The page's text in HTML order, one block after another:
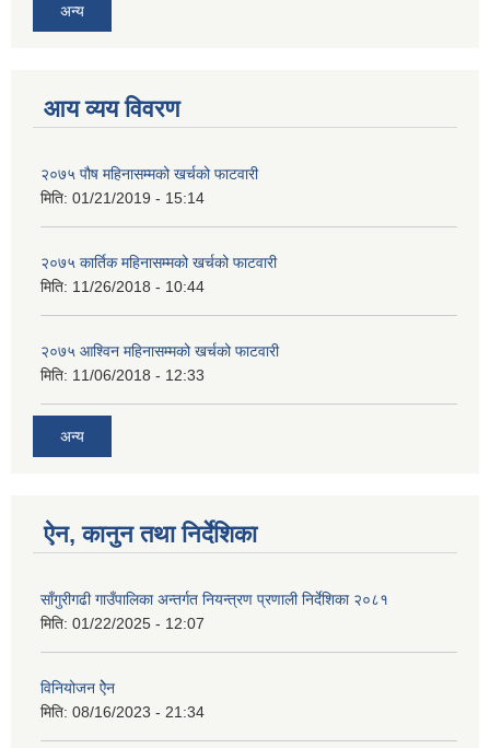
अन्य
आय व्यय विवरण
२०७५ पौष महिनासम्मको खर्चको फाटवारी
मिति: 01/21/2019 - 15:14
२०७५ कार्तिक महिनासम्मको खर्चको फाटवारी
मिति: 11/26/2018 - 10:44
२०७५ आश्विन महिनासम्मको खर्चको फाटवारी
मिति: 11/06/2018 - 12:33
अन्य
ऐन, कानुन तथा निर्देशिका
साँगुरीगढी गाउँपालिका अन्तर्गत नियन्त्रण प्रणाली निर्देशिका २०८१
मिति: 01/22/2025 - 12:07
विनियोजन ऐेन
मिति: 08/16/2023 - 21:34